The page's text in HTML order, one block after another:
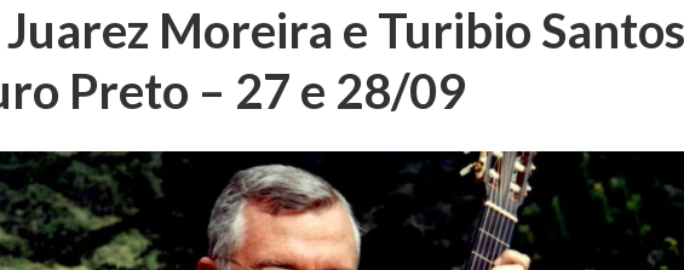
Moreira e Turibio Santos
Preto – 27 e 28/09